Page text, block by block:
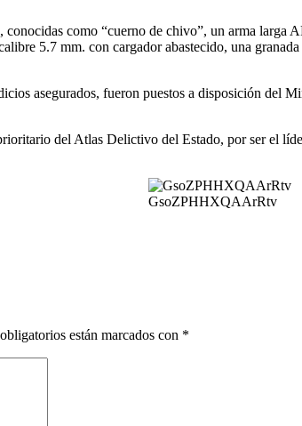
conocidas como “cuerno de chivo”, un arma
5.7 mm. con cargador abastecido, una
asegurados, fueron puestos a disposición del
del Atlas Delictivo del Estado, por ser el
GsoZPHHXQAArRtv
están marcados con *